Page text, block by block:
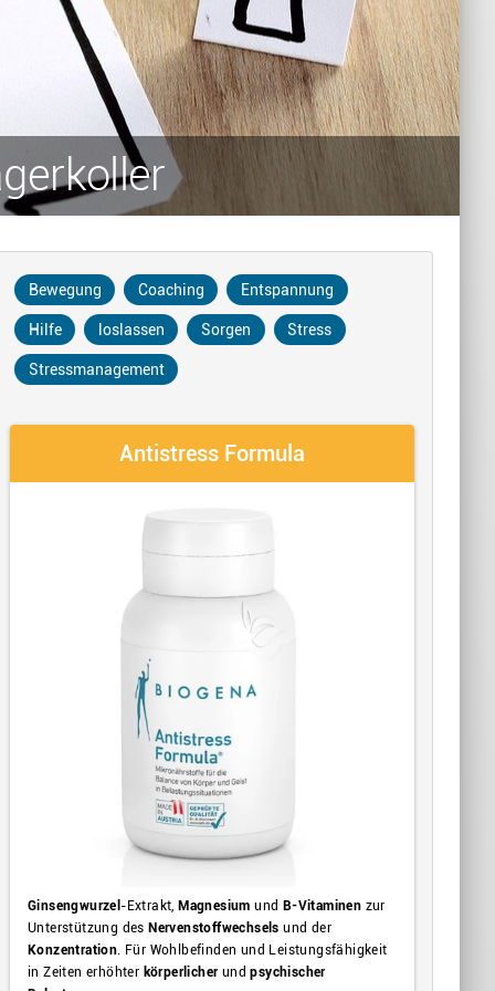
Bewegung Coaching Entspannung
Hilfe loslassen Sorgen Stress
Stressmanagement
Antistress Formula
Ginsengwurzel -Extrakt, Magnesiumund B-Vitaminen zur
Unterstützung des Nervenstoffwechsels und der
Konzentration. Für Wohlbefinden und Leistungsfähigkeit
in Zeiten erhöhter körperlicher undpsychischer